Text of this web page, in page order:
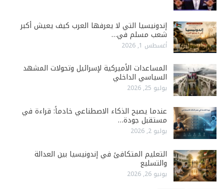
إندونيسيا التي لا يعرفها العرب كيف يعيش أكبر
شعب مسلم في…
أغسطس 1, 2026
المساعدات الأميركية لإسرائيل وتحولات المشهد
السياسي الداخلي
يوليو 25, 2026
عندما يصبح الذكاء الاصطناعي خادماً: قراءة في
مستقبل جودة…
يوليو 2, 2026
التعليم المتكافئ في إندونيسيا بين العدالة
والتسليع
يونيو 26, 2026